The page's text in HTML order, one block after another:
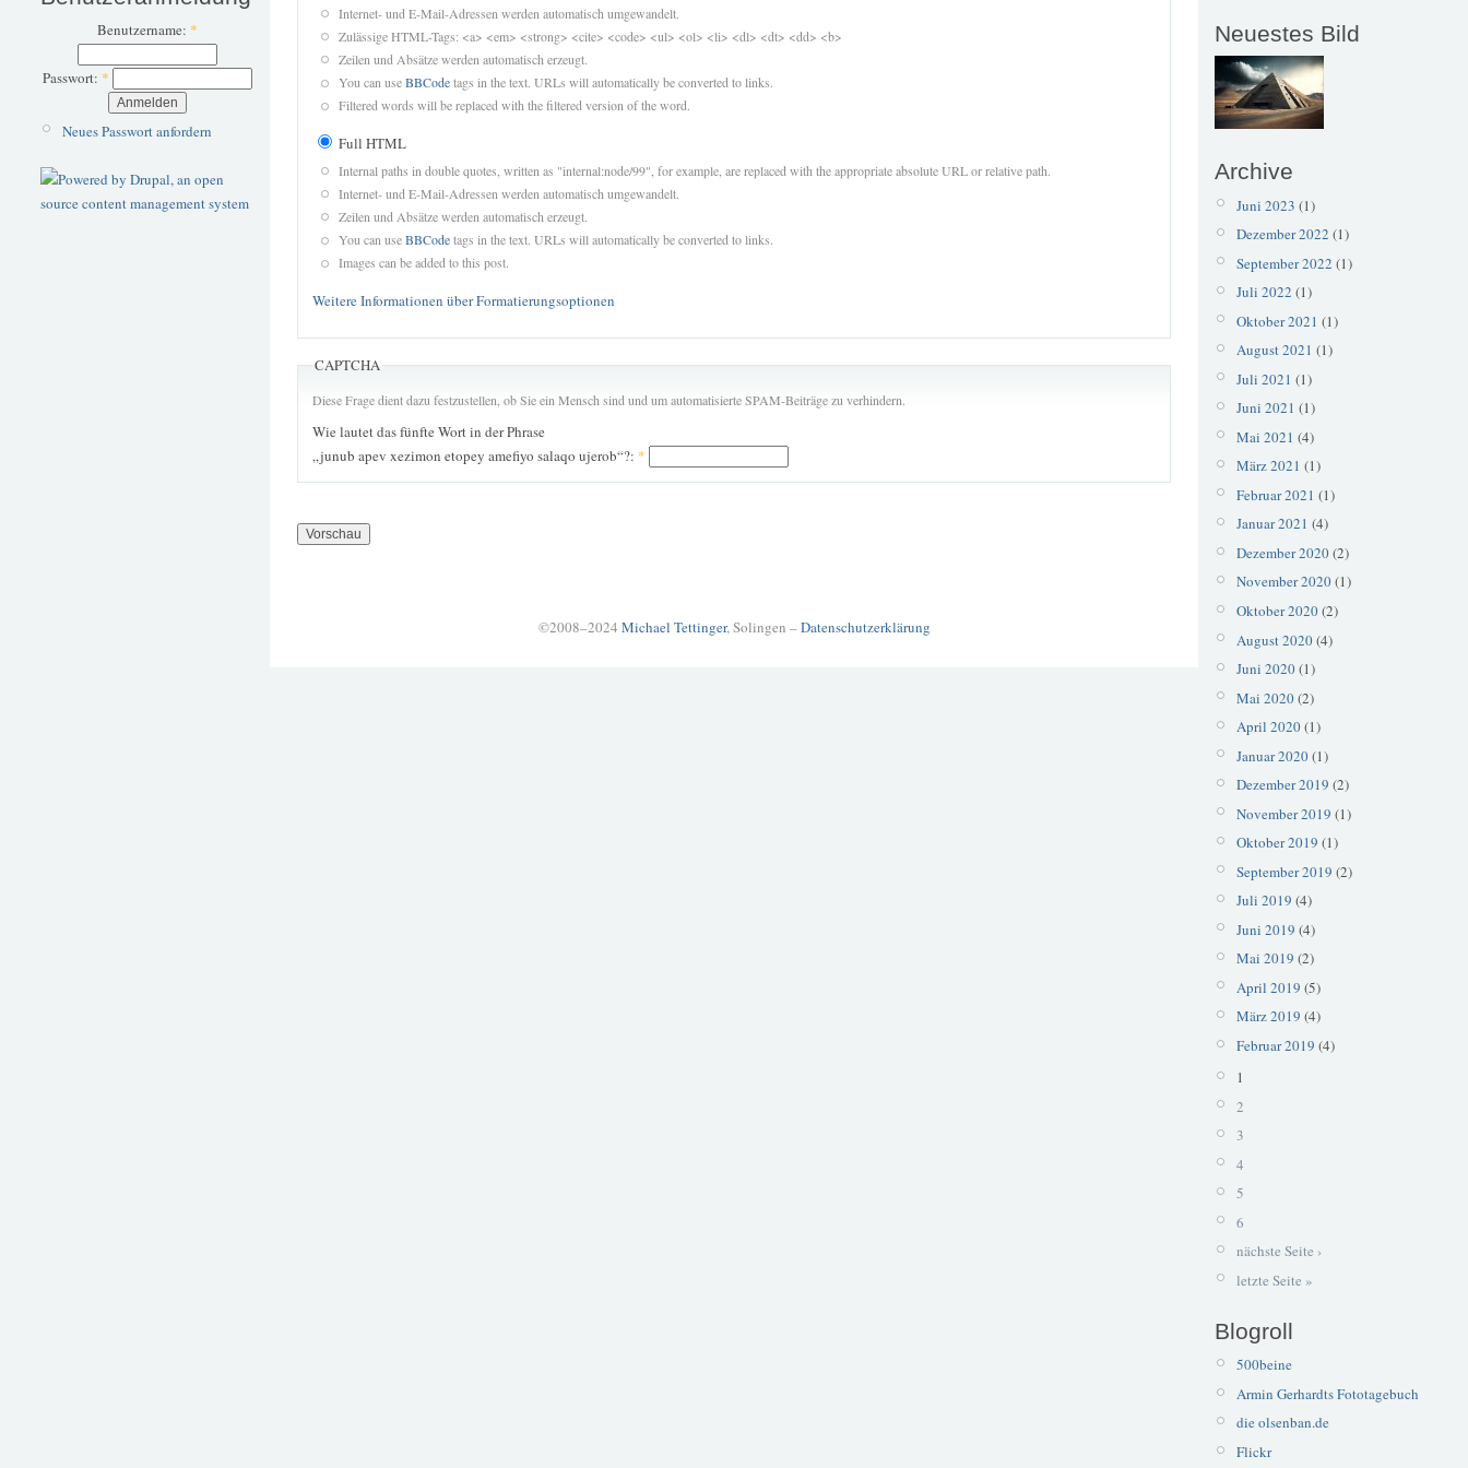
Benutzername: *
Passwort: *
Neues Passwort anfordern
Internet- und E-Mail-Adressen werden automatisch umgewandelt.
Zulässige HTML-Tags: <a> <em> <strong> <cite> <code> <ul> <ol> <li> <dl> <dt> <dd> <b>
Zeilen und Absätze werden automatisch erzeugt.
You can useBBCodetags in the text. URLs will automatically be converted to links.
Filtered words will be replaced with the filtered version of the word.
Full HTML
Internal paths in double quotes, written as "internal:node/99", for example, are replaced with the appropriate absolute URL or relative path.
Internet- und E-Mail-Adressen werden automatisch umgewandelt.
Zeilen und Absätze werden automatisch erzeugt.
You can useBBCodetags in the text. URLs will automatically be converted to links.
Images can be added to this post.
Weitere Informationen über Formatierungsoptionen
CAPTCHA
Diese Frage dient dazu festzustellen, ob Sie ein Mensch sind und um automatisierte SPAM-Beiträge zu verhindern.
Wie lautet das fünfte Wort in der Phrase
„junub apev xezimon etopey amefiyo salaqo ujerob“?: *
©2008–2024 Michael Tettinger, Solingen –Datenschutzerklärung
Neuestes Bild
Archive
Juni 2023 (1)
Dezember 2022 (1)
September 2022 (1)
Juli 2022 (1)
Oktober 2021 (1)
August 2021 (1)
Juli 2021 (1)
Juni 2021 (1)
Mai 2021 (4)
März 2021 (1)
Februar 2021 (1)
Januar 2021 (4)
Dezember 2020(2)
November 2020(1)
Oktober 2020(2)
August 2020(4)
Juni 2020(1)
Mai 2020(2)
April 2020(1)
Januar 2020(1)
Dezember 2019 (2)
November 2019 (1)
Oktober 2019 (1)
September 2019 (2)
Juli 2019 (4)
Juni 2019 (4)
Mai 2019 (2)
April 2019 (5)
März 2019 (4)
Februar 2019 (4)
1
2
3
4
5
6
nächste Seite ›
letzte Seite »
Blogroll
500beine
Armin Gerhardts Fototagebuch
die olsenban.de
Flickr